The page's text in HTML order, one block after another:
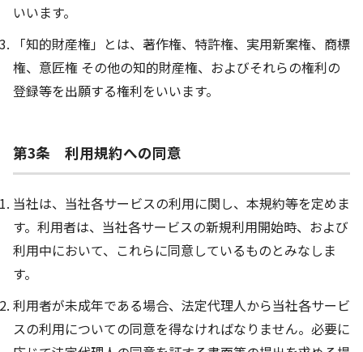
いいます。
「知的財産権」とは、著作権、特許権、実用新案権、商標
権、意匠権 その他の知的財産権、およびそれらの権利の
登録等を出願する権利をいいます。
第3条 利用規約への同意
当社は、当社各サービスの利用に関し、本規約等を定めま
す。利用者は、当社各サービスの新規利用開始時、および
利用中において、これらに同意しているものとみなしま
す。
利用者が未成年である場合、法定代理人から当社各サービ
スの利用についての同意を得なければなりません。必要に